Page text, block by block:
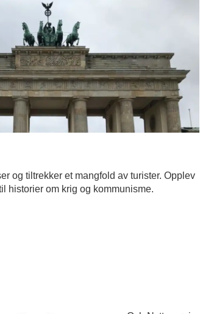
og tiltrekker et mangfold av turister. Opplev
historier om krig og kommunisme.